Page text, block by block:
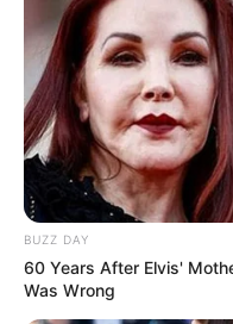
BUZZ DAY
60 Years After Elvis'
Was Wrong